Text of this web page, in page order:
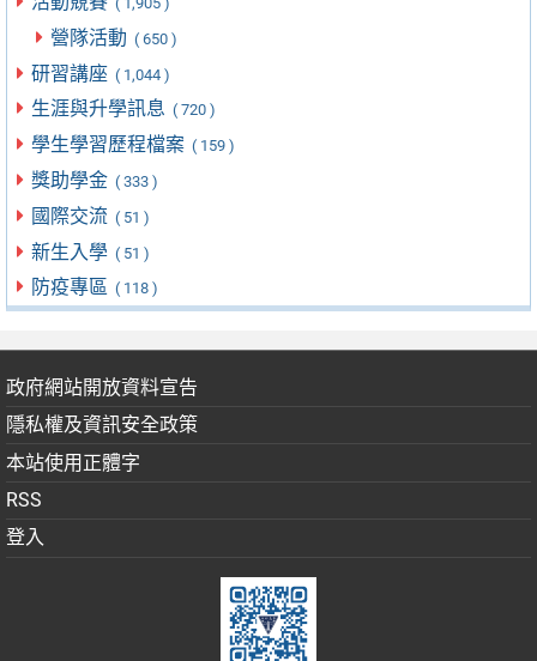
營隊活動 ( 650 )
研習講座 ( 1,044 )
生涯與升學訊息 ( 720 )
學生學習歷程檔案 ( 159 )
獎助學金 ( 333 )
國際交流 ( 51 )
新生入學 ( 51 )
防疫專區 ( 118 )
政府網站開放資料宣告
隱私權及資訊安全政策
本站使用正體字
RSS
登入